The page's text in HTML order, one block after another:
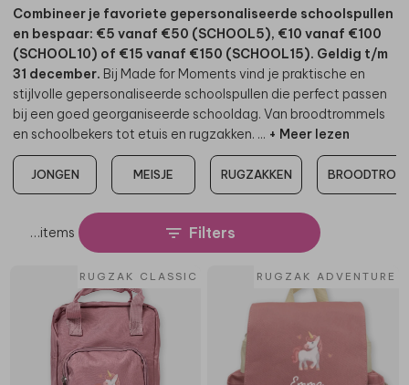
Combineer je favoriete gepersonaliseerde schoolspullen
en bespaar: €5 vanaf €50 (SCHOOL5), €10 vanaf €100
(SCHOOL10) of €15 vanaf €150 (SCHOOL15). Geldig t/m
31 december. Bij Made for Moments vind je praktische en
stijlvolle gepersonaliseerde schoolspullen die perfect passen
bij een goed georganiseerde schooldag. Van broodtrommels
en schoolbekers tot etuis en rugzakken. ... + Meer lezen
JONGEN MEISJE RUGZAKKEN
…items Filters
RUGZAK CLASSIC RUGZAK ADVENTURE